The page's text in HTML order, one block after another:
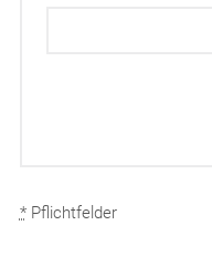
*Pflichtfelder